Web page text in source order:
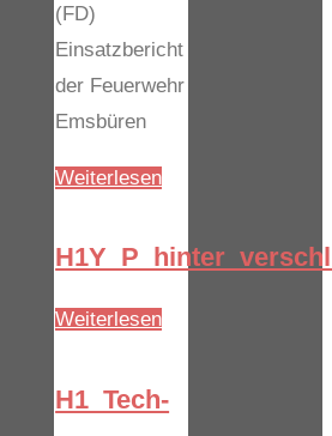
(FD)
Einsatzbericht
der Feuerwehr
Emsbüren
Weiterlesen"Anfo_DL"
Weiterlesen
H1_Tech-